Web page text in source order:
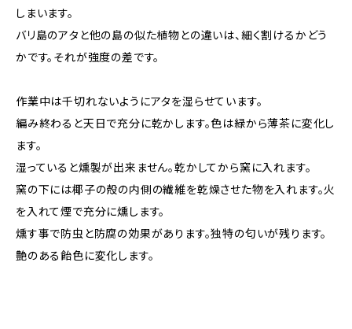
しまいます。
バリ島のアタと他の島の似た植物との違いは、細く割けるかどう
かです。それが強度の差です。
作業中は千切れないようにアタを湿らせています。
編み終わると天日で充分に乾かします。色は緑から薄茶に変化し
ます。
湿っていると燻製が出来ません。乾かしてから窯に入れます。
窯の下には椰子の殻の内側の繊維を乾燥させた物を入れます。火
を入れて煙で充分に燻します。
燻す事で防虫と防腐の効果があります。独特の匂いが残ります。
艶のある飴色に変化します。